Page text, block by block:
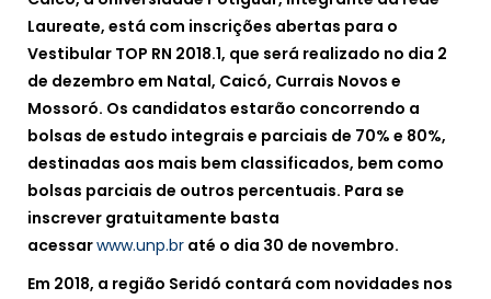
Laureate, está com inscrições abertas para o
Vestibular TOP RN 2018.1, que será realizado no dia 2
de dezembro em Natal, Caicó, Currais Novos e
Mossoró. Os candidatos estarão concorrendo a
bolsas de estudo integrais e parciais de 70% e 80%,
destinadas aos mais bem classificados, bem como
bolsas parciais de outros percentuais. Para se
inscrever gratuitamente basta
acessarwww.unp.br até o dia 30 de novembro.
Em 2018, a região Seridó contará com novidades nos